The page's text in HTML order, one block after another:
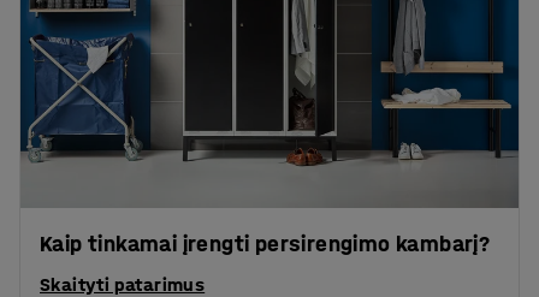
Kaip tinkamai įrengti persirengimo kambarį?
Skaityti patarimus